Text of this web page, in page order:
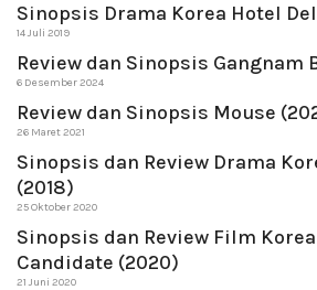
Sinopsis Drama Korea Hotel
14 Juli 2019
Review dan Sinopsis Gangnam
6 Desember 2024
Review dan Sinopsis Mouse
26 Maret 2021
Sinopsis dan Review Drama
(2018)
25 Oktober 2020
Sinopsis dan Review Film
Candidate (2020)
21 Juni 2020